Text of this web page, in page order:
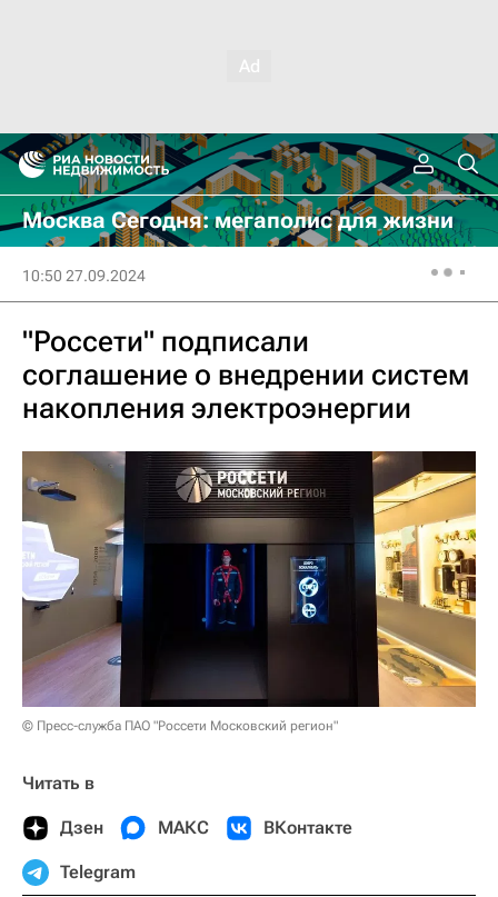
Москва Сегодня: мегаполис для жизни
10:50 27.09.2024
"Россети" подписали
соглашение о внедрении систем
накопления электроэнергии
© Пресс-служба ПАО "Россети Московский регион"
Читать в
Дзен МАКС ВКонтакте
Telegram